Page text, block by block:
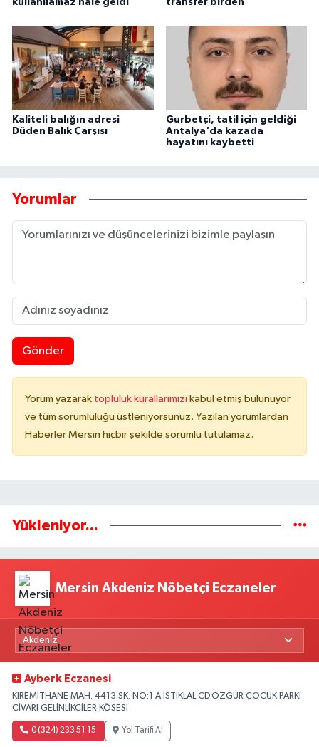
kullanılamaz hale geldi transfer birden
Kaliteli balığın adresi
Düden Balık Çarşısı
Gurbetçi, tatil için geldiği
Antalya'da kazada
hayatını kaybetti
Yorumlar
Gönder
Yorum yazarak topluluk kurallarımızı kabul etmiş bulunuyor
ve tüm sorumluluğu üstleniyorsunuz. Yazılan yorumlardan
Haberler Mersin hiçbir şekilde sorumlu tutulamaz.
Yükleniyor...
Mersin Akdeniz Nöbetçi Eczaneler
Ayberk Eczanesi
KİREMİTHANE MAH. 4413 SK. NO:1 A İSTİKLAL CD.ÖZGÜR ÇOCUK PARKI
CİVARI GELİNLİKÇİLER KÖŞESİ
0 (324) 233 51 15 Yol Tarifi Al